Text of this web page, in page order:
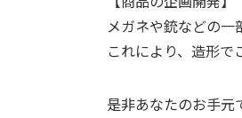
メガネや銃などの一
これにより、造形で
是非あなたのお手元